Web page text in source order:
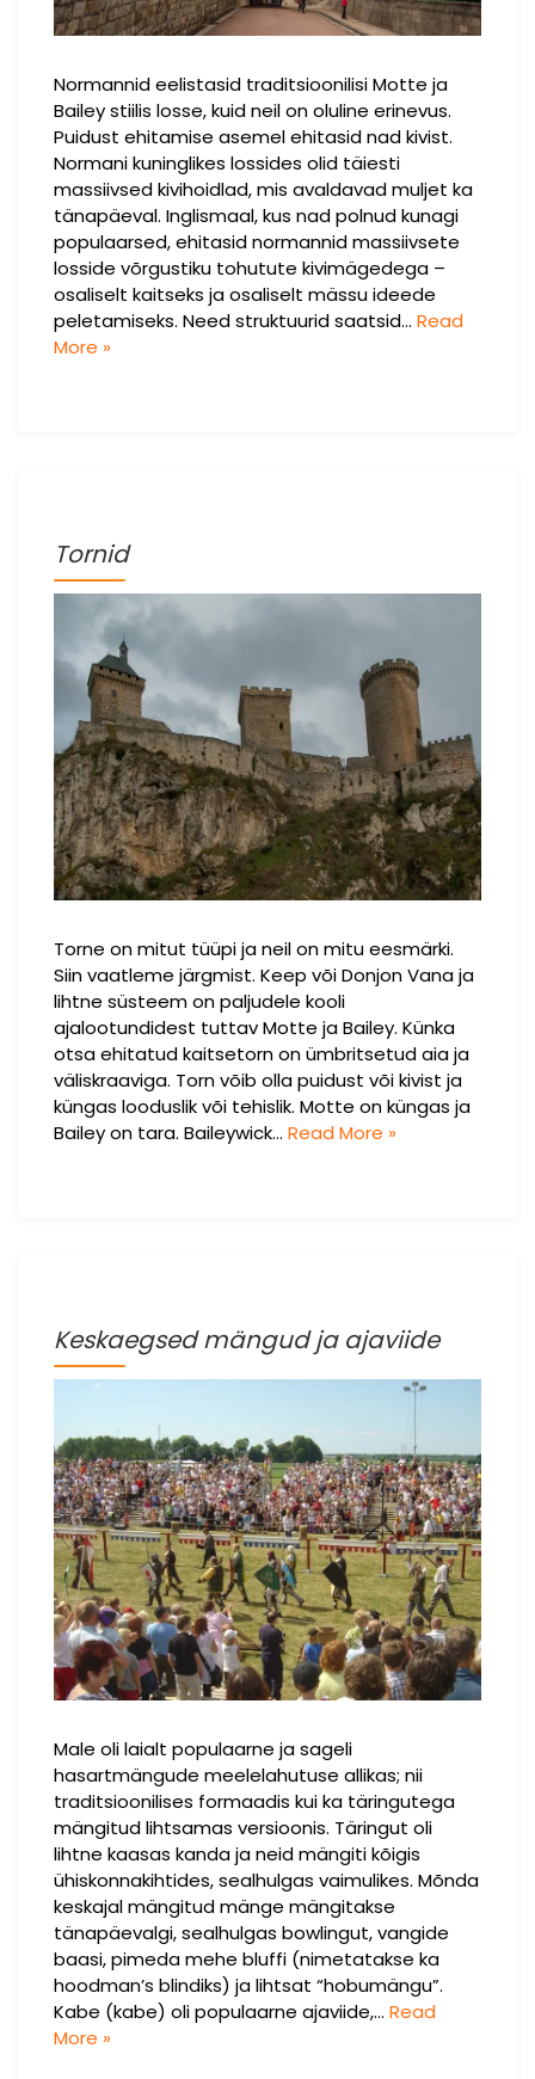
Normannid eelistasid traditsioonilisi Motte ja
Bailey stiilis losse, kuid neil on oluline erinevus.
Puidust ehitamise asemel ehitasid nad kivist.
Normani kuninglikes lossides olid täiesti
massiivsed kivihoidlad, mis avaldavad muljet ka
tänapäeval. Inglismaal, kus nad polnud kunagi
populaarsed, ehitasid normannid massiivsete
losside võrgustiku tohutute kivimägedega –
osaliselt kaitseks ja osaliselt mässu ideede
peletamiseks. Need struktuurid saatsid… Read
More »
Tornid
Torne on mitut tüüpi ja neil on mitu eesmärki.
Siin vaatleme järgmist. Keep või Donjon Vana ja
lihtne süsteem on paljudele kooli
ajalootundidest tuttav Motte ja Bailey. Künka
otsa ehitatud kaitsetorn on ümbritsetud aia ja
väliskraaviga. Torn võib olla puidust või kivist ja
küngas looduslik või tehislik. Motte on küngas ja
Bailey on tara. Baileywick… Read More »
Keskaegsed mängud ja ajaviide
Male oli laialt populaarne ja sageli
hasartmängude meelelahutuse allikas; nii
traditsioonilises formaadis kui ka täringutega
mängitud lihtsamas versioonis. Täringut oli
lihtne kaasas kanda ja neid mängiti kõigis
ühiskonnakihtides, sealhulgas vaimulikes. Mõnda
keskajal mängitud mänge mängitakse
tänapäevalgi, sealhulgas bowlingut, vangide
baasi, pimeda mehe bluffi (nimetatakse ka
hoodman’s blindiks) ja lihtsat “hobumängu”.
Kabe (kabe) oli populaarne ajaviide,… Read
More »